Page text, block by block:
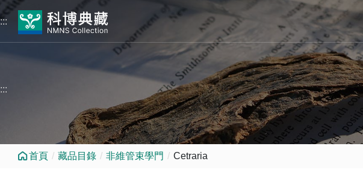
跳到中央內容區塊
:::
:::
首頁 藏品目錄 非維管束學門 Cetraria